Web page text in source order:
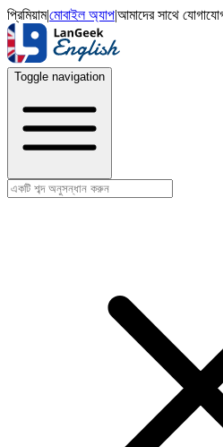
প্রিমিয়াম|মোবাইল অ্যাপ|আমাদের সাথে
Toggle navigation